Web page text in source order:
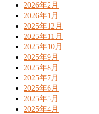
2026年2月
2026年1月
2025年12月
2025年11月
2025年10月
2025年9月
2025年8月
2025年7月
2025年6月
2025年5月
2025年4月